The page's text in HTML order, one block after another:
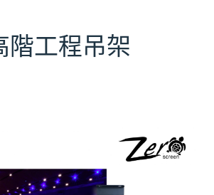
階工程吊架